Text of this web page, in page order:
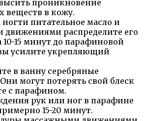
проникновение
веществ в кожу.
питательное масло и
распределите его
15 минут до парафиновой
усилите укрепляющий
в ванну серебряные
могут потерять свой блеск
с парафином.
рук или ног в парафине
15-20 минут.